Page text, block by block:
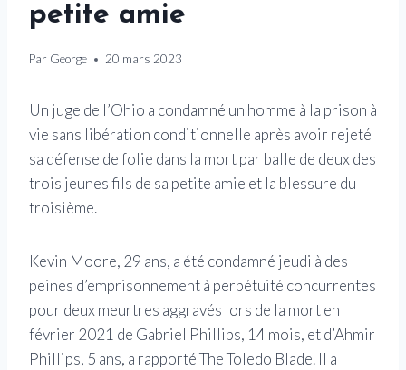
petite amie
Par George 20 mars 2023
Un juge de l’Ohio a condamné un homme à la prison à
vie sans libération conditionnelle après avoir rejeté
sa défense de folie dans la mort par balle de deux des
trois jeunes fils de sa petite amie et la blessure du
troisième.
Kevin Moore, 29 ans, a été condamné jeudi à des
peines d’emprisonnement à perpétuité concurrentes
pour deux meurtres aggravés lors de la mort en
février 2021 de Gabriel Phillips, 14 mois, et d’Ahmir
Phillips, 5 ans, a rapporté The Toledo Blade. Il a